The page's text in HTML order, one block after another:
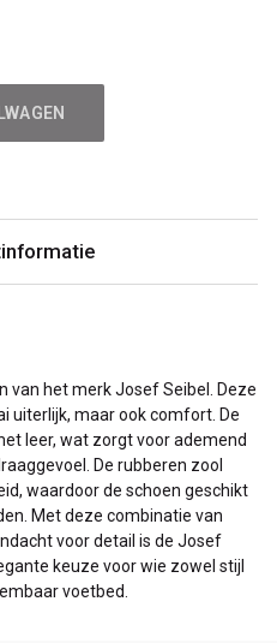
van het merk Josef Seibel. Deze
uiterlijk, maar ook comfort. De
leer, wat zorgt voor ademend
De rubberen zool
waardoor de schoen geschikt
Met deze combinatie van
voor detail is de Josef
keuze voor wie zowel stijl
voetbed.